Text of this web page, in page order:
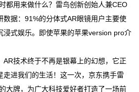
用来做什么？雷鸟创新创始人兼CEO
数据：91%的分体式AR眼镜用户主要使
浸式娱乐。即使苹果的苹果version pro介
技术终于不再是银幕上的幻想，它正
走进我们的生活！这一次，京东携手雷
大牌，为广大科技爱好者打造了一场前